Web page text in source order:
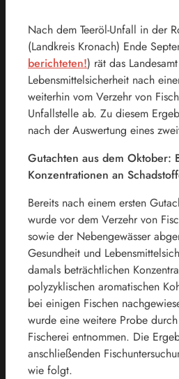
Nach dem Teeröl-Unfall in der
(Landkreis Kronach) Ende
berichteten!) rät das
Lebensmittelsicherheit nach
weiterhin vom Verzehr von
Unfallstelle ab. Zu diesem
nach der Auswertung eines
Gutachten aus dem Oktober:
Konzentrationen an
Bereits nach einem ersten
wurde vor dem Verzehr von
sowie der Nebengewässer
Gesundheit und
damals beträchtlichen
polyzyklischen aromatischen
bei einigen Fischen
wurde eine weitere Probe
Fischerei entnommen. Die
anschließenden
wie folgt.